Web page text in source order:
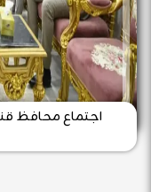
اجتماع محافظ